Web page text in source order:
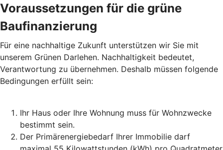
Voraussetzungen für die grüne
Baufinanzierung
Für eine nachhaltige Zukunft unterstützen wir Sie mit
unserem Grünen Darlehen. Nachhaltigkeit bedeutet,
Verantwortung zu übernehmen. Deshalb müssen folgende
Bedingungen erfüllt sein:
Ihr Haus oder Ihre Wohnung muss für Wohnzwecke
bestimmt sein.
Der Primärenergiebedarf Ihrer Immobilie darf